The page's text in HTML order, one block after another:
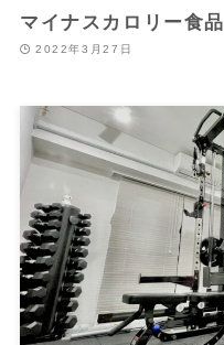
マイナスカロリー食品
2022年3月27日